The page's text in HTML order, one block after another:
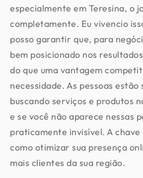
especialmente em Teresina, o
completamente. Eu vivencio
posso garantir que, para
bem posicionado nos
do que uma vantagem
necessidade. As pessoas estão
buscando serviços e produtos
e se você não aparece nessas
praticamente invisível. A
como otimizar sua presença
mais clientes da sua região.